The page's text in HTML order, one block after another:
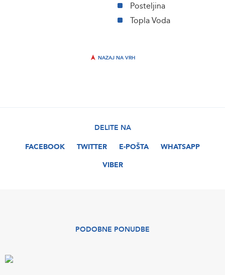
Posteljina
Topla Voda
NAZAJ NA VRH
DELITE NA
FACEBOOK
TWITTER E-POŠTA
WHATSAPP
VIBER
PODOBNE PONUDBE